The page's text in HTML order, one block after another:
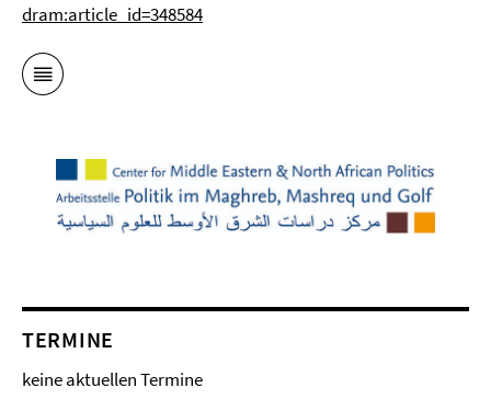
dram:article_id=348584
TERMINE
keine aktuellen Termine